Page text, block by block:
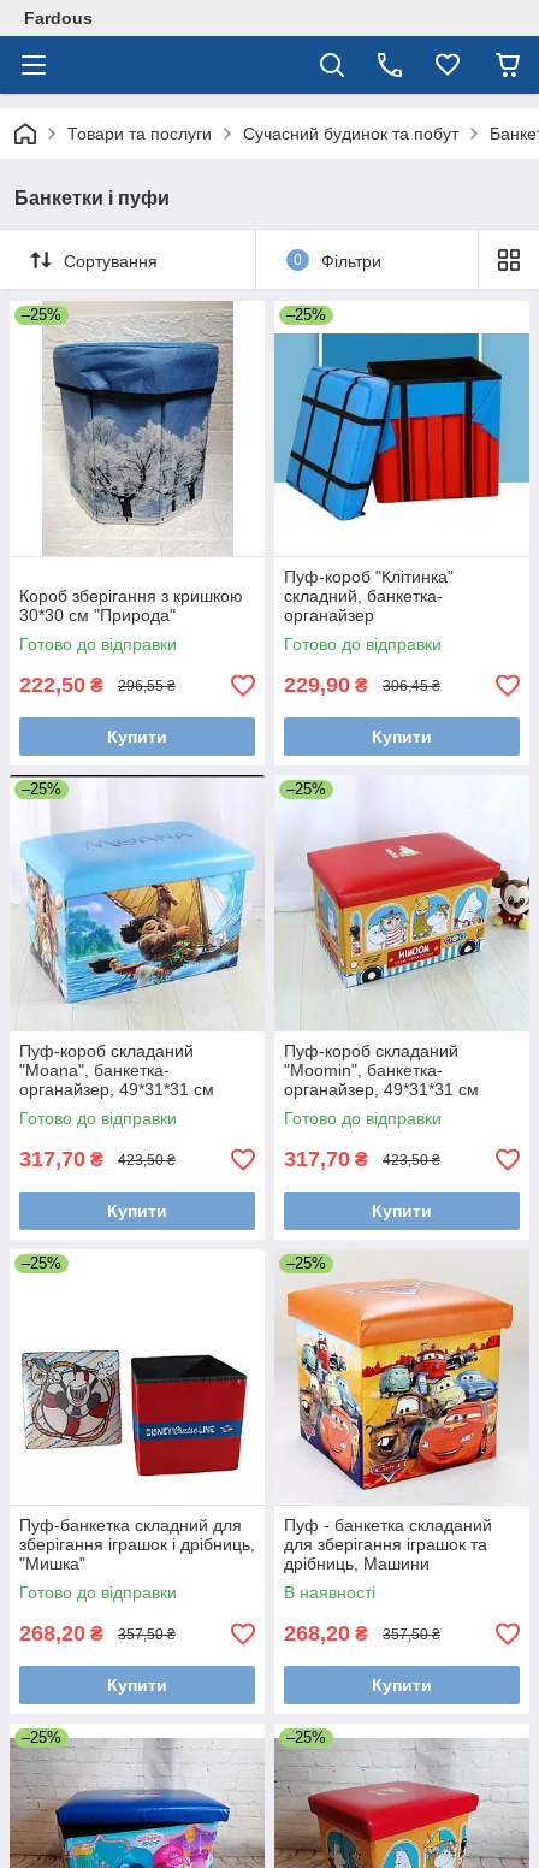
Fardous
Товари та послуги Сучасний будинок та побут
Банкетки і пуфи
Сортування 0 Фільтри
–25%
Короб зберігання з кришкою
30*30 см "Природа"
Готово до відправки
222,50 ₴ 296,55 ₴
Купити
–25%
Пуф-короб "Клітинка"
складний, банкетка-
органайзер
Готово до відправки
229,90 ₴ 306,45 ₴
Купити
–25%
Пуф-короб складаний
"Moana", банкетка-
органайзер, 49*31*31 см
Готово до відправки
317,70 ₴ 423,50 ₴
Купити
–25%
Пуф-короб складаний
"Moomin", банкетка-
органайзер, 49*31*31 см
Готово до відправки
317,70 ₴ 423,50 ₴
Купити
–25%
Пуф-банкетка складний для
зберігання іграшок і дрібниць,
"Мишка"
Готово до відправки
268,20 ₴ 357,50 ₴
Купити
–25%
Пуф - банкетка складаний
для зберігання іграшок та
дрібниць, Машини
В наявності
268,20 ₴ 357,50 ₴
Купити
–25% –25%